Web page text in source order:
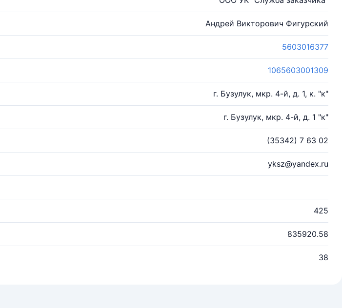
Андрей Викторович Фигурский
5603016377
1065603001309
г. Бузулук, мкр. 4-й, д. 1, к. "к"
г. Бузулук, мкр. 4-й, д. 1 "к"
(35342) 7 63 02
yksz@yandex.ru
425
835920.58
38